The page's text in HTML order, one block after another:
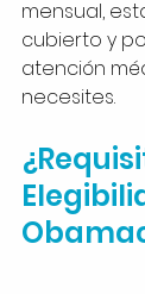
mensual,
cubierto y
atención
necesites.